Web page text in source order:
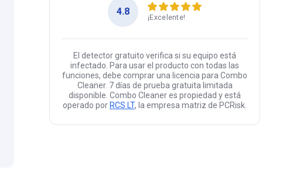
4.8
¡Excelente!
El detector gratuito verifica si su equipo está
infectado. Para usar el producto con todas las
funciones, debe comprar una licencia para Combo
Cleaner. 7 días de prueba gratuita limitada
disponible. Combo Cleaner es propiedad y está
operado por RCS LT, la empresa matriz de PCRisk.